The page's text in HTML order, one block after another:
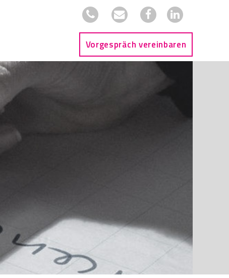
Vorgespräch vereinbaren